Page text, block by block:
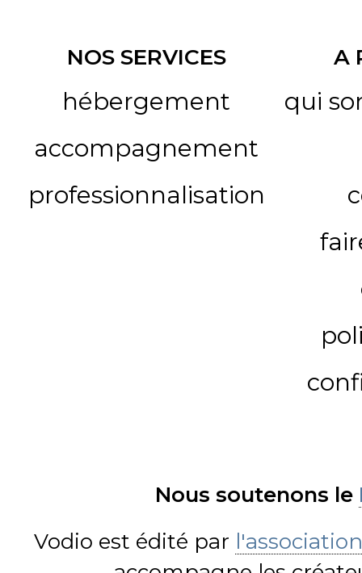
NOS SERVICES
hébergement
accompagnement
professionnalisation
A
qui